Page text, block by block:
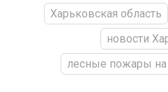
Харьковская область
новости
лесные пожары